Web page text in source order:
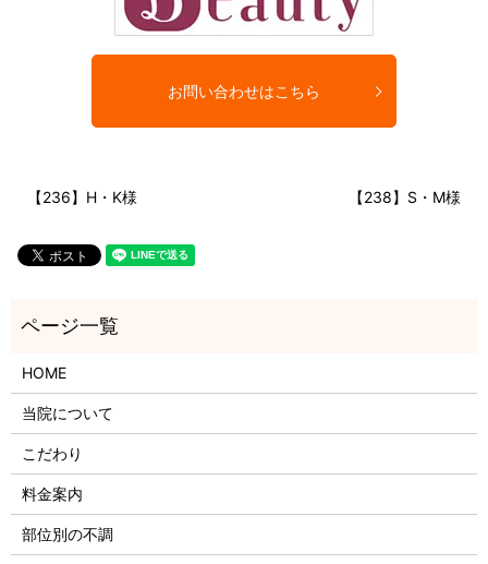
お問い合わせはこちら
【236】H・K様 【238】S・M様
HOME
当院について
こだわり
料金案内
部位別の不調